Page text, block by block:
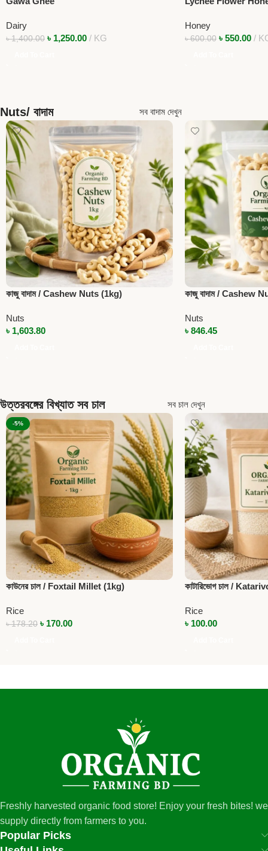
Dairy
৳1,400.00 ৳ 1,250.00 KG
Honey
৳600.00 ৳ 550.00
Nuts/ বাদাম সব বাদাম দেখুন
কাজু বাদাম / Cashew Nuts (1kg)
Nuts
৳ 1,603.80
কাজু বাদাম / Cashew
Nuts
৳ 846.45
উত্তরবঙ্গের বিখ্যাত সব চাল সব চাল দেখুন
-5%
কাউনের চাল / Foxtail Millet (1kg)
Rice
৳178.20 ৳ 170.00
কাটারিভোগ চাল /
Rice
৳ 100.00
Freshly harvested organic food store! Enjoy your fresh bites! we
supply directly from farmers to you.
Popular Picks